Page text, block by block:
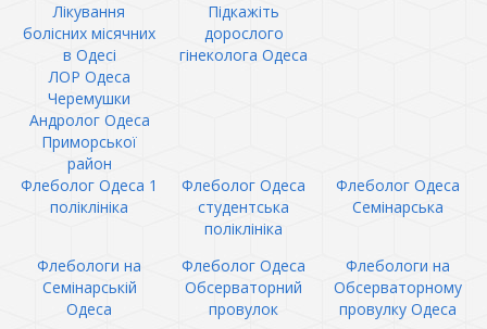
Лікування
болісних місячних
в Одесі
Підкажіть
дорослого
гінеколога Одеса
ЛОР Одеса
Черемушки
Андролог Одеса
Приморської
район
Флеболог Одеса 1
поліклініка
Флеболог Одеса
студентська
поліклініка
Флеболог Одеса
Семінарська
Флебологи на
Семінарській
Одеса
Флеболог Одеса
Обсерваторний
провулок
Флебологи на
Обсерваторному
провулку Одеса